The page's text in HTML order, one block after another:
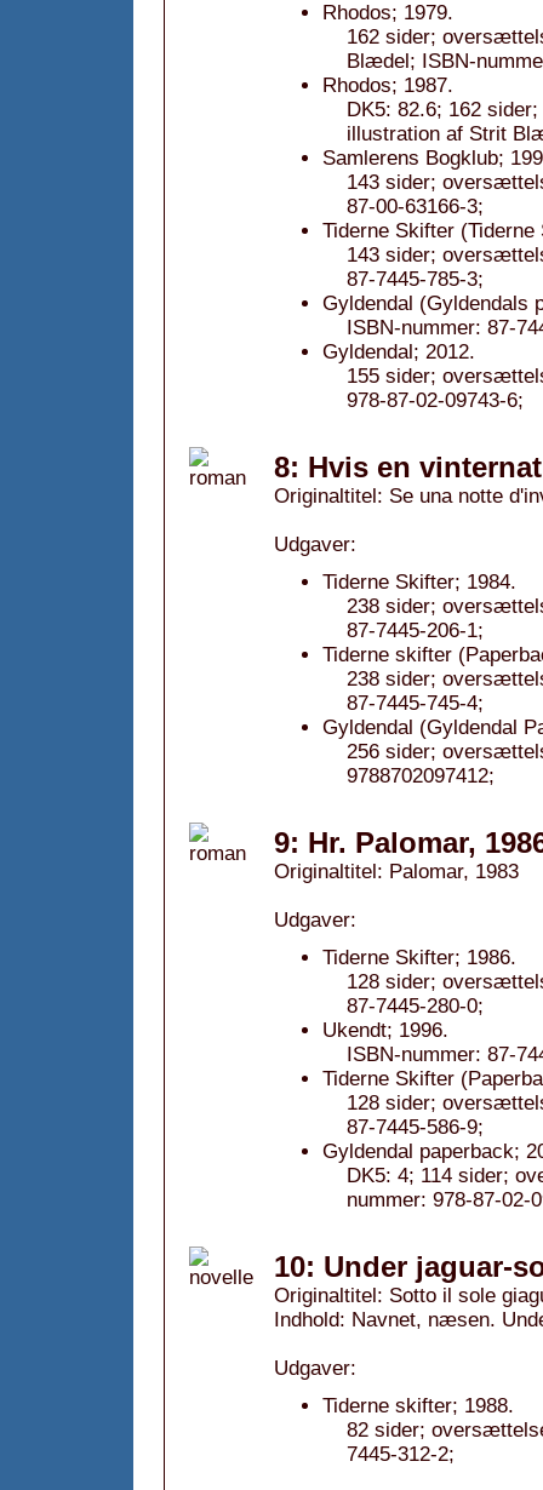
Rhodos; 1979.
162 sider;
Blædel; ISBN-
Rhodos; 1987.
DK5: 82.6; 162
illustration af Strit
Samlerens Bogklub;
143 sider;
87-00-63166-3;
Tiderne Skifter
143 sider;
87-7445-785-3;
Gyldendal (Gyldendals
ISBN-nummer: 87-
Gyldendal; 2012.
155 sider;
978-87-02-09743-6;
8: Hvis en
Originaltitel: Se una notte
Udgaver:
Tiderne Skifter; 1984.
238 sider;
87-7445-206-1;
Tiderne skifter
238 sider;
87-7445-745-4;
Gyldendal (Gyldendal
256 sider;
9788702097412;
9: Hr. Palomar,
Originaltitel: Palomar, 1983
Udgaver:
Tiderne Skifter; 1986.
128 sider;
87-7445-280-0;
Ukendt; 1996.
ISBN-nummer: 87-
Tiderne Skifter
128 sider;
87-7445-586-9;
Gyldendal paperback;
DK5: 4; 114 sider;
nummer: 978-87-02-
10: Under jaguar-
Originaltitel: Sotto il sole
Indhold: Navnet, næsen.
Udgaver:
Tiderne skifter; 1988.
82 sider;
7445-312-2;